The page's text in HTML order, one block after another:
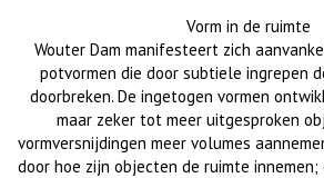
Vorm in de ruimte
Wouter Dam manifesteert zich
potvormen die door subtiele ingrepen
doorbreken. De ingetogen vormen
maar zeker tot meer uitgesproken
vormversnijdingen meer volumes
door hoe zijn objecten de ruimte